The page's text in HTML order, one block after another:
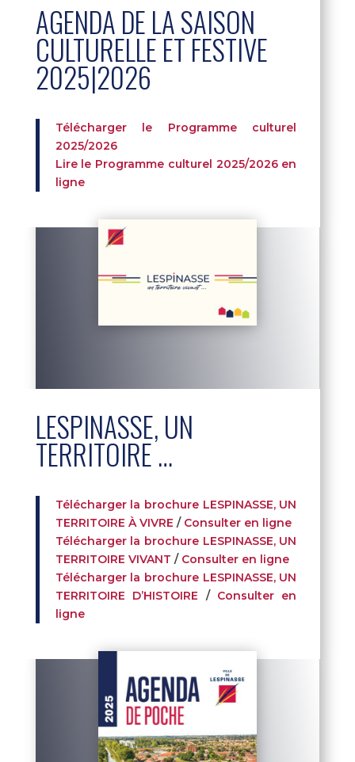
AGENDA DE LA SAISON
CULTURELLE ET FESTIVE
2025|2026
Télécharger le Programme culturel
2025/2026
Lire le Programme culturel 2025/2026 en
ligne
LESPINASSE, UN
TERRITOIRE …
Télécharger la brochure LESPINASSE, UN
TERRITOIRE À VIVRE /Consulter en ligne
Télécharger la brochure LESPINASSE, UN
TERRITOIRE VIVANT / Consulter en ligne
Télécharger la brochure LESPINASSE, UN
TERRITOIRE D’HISTOIRE /Consulter en
ligne